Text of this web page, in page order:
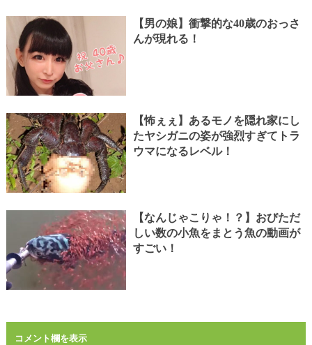
【男の娘】衝撃的な40歳のおっさ
んが現れる！
【怖ぇぇ】あるモノを隠れ家にし
たヤシガニの姿が強烈すぎてトラ
ウマになるレベル！
【なんじゃこりゃ！？】おびただ
しい数の小魚をまとう魚の動画が
すごい！
コメント欄を表示